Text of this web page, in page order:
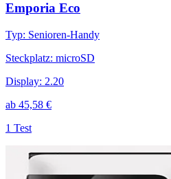
Emporia Eco
Typ: Senioren-Handy
Steckplatz: microSD
Display: 2.20
ab 45,58 €
1 Test